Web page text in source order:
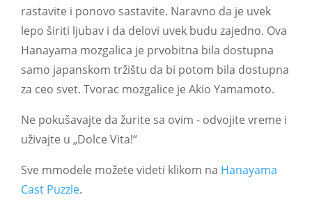
rastavite i ponovo sastavite. Naravno da je uvek
lepo širiti ljubav i da delovi uvek budu zajedno. Ova
Hanayama mozgalica je prvobitna bila dostupna
samo japanskom tržištu da bi potom bila dostupna
za ceo svet. Tvorac mozgalice je Akio Yamamoto.
Ne pokušavajte da žurite sa ovim - odvojite vreme i
uživajte u „Dolce Vita!“
Sve mmodele možete videti klikom na Hanayama
Cast Puzzle.